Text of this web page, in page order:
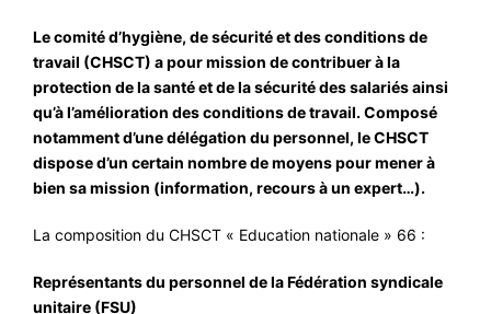
#FORMATION
#COMMUNIQUÉS
#ÉLECTIONS
#MÉDIAS
Le comité d’hygiène, de sécurité et des conditions de
travail (CHSCT) a pour mission de contribuer à la
protection de la santé et de la sécurité des salariés ainsi
qu’à l’amélioration des conditions de travail. Composé
notamment d’une délégation du personnel, le CHSCT
dispose d’un certain nombre de moyens pour mener à
bien sa mission (information, recours à un expert…).
La composition du CHSCT « Education nationale » 66 :
Représentants du personnel de la Fédération syndicale
unitaire (FSU)